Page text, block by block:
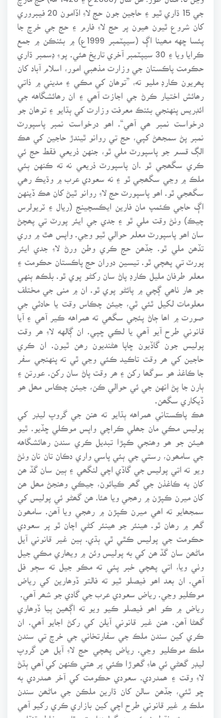
کان شروع ٿيون ھيون پر حج لاءِ فارم ۽ حج جي خرچ جا
پئسا ڇهه مھينا اڳ (سيپٽمبر 1999ع) ۾ بئنڪن ۾ جمع
ڪرايا ويا ۽ 30 سيپٽمبر آخري تاريخ ھئي. پوءِ ڊسمبر ڌاري
حڪومت پاڪستان جي وزارت مذھبي امور، اسلام آباد کان
پھريون ڪارڊ مليو ته، ”توھان کي مڪي ۽ مديني ۾ ذاتي
رھائش اختيار ڪرڻ جي اجازت آھي ۽ ان رھائشگاهه جي
ائڊريس پنهنجي بئنڪ معرفت وزارت کي ٻڌايو ۽ توھان جو
درخواست نمبر ھي آھي“. اھو درخواست نمبر پاسپورٽ
نمبر پڻ سمجھڻ کپي، حج تي روانو ٿيندڙ حاجين کي ھڪ
الڳ قسم جو پاسپورٽ ملي ٿو، جنهن ذريعي فقط حج ئي
ڪري سگھجي ٿو .ان پاسپورٽ ذريعي نه ته ڪنهن ٻئي
ملڪ ۾ وڃي سگھجي ٿو ۽ نه سعودي عرب ۾ وڌيڪ رھي
سگھجي ٿو. اھو پاسپورٽ حج لاءِ روانو ٿيڻ کان ھڪ ڏينهن
اڳ حاجي ڪئمپ مان فارين ايڪسچينج (ريال ۽ ٽريولرس
چيڪ) وٺڻ وقت ملي ٿو ۽ جدي جي ايئر پورٽ تي پھچڻ
سان اھو پاسپورٽ معلم حوالي ٿيو وڃي. واپس ھٿ ۾ وري
تڏھن ملي ٿو. جڏھن حج ڪري وطن ورڻ لاءِ جدي ايئر
پورٽ تي پھچي ٿو. تيسين دوران حج پاڪستان حڪومت ۽
معلم طرفان مليل ڪارڊ پاڻ سان رکڻو پوي ٿو. بلڪھ ٻنهي
جو ھار ٺاھي ڳچي ۾ پائڻو پوي ٿو. ان ۾ منى جي مختلف
معلومات لکيل ٿئي ٿي، جيئن چڪاس وقت يا حادثي جي
صورت ۾ اھا ڄاڻ پئجي سگھي ته ھمراهه ڪير آھي ۽ آيا
قانوني طرح آيو آھي يا لڪي ڇپي. ان ڳالهه لاءِ ھر وقت
پوليس جون گاڏيون ڇاپا ھڻنديون رھن ٿيون. ان ڪري
حاجين کي ھر وقت تاڪيد ڪئي وڃي ٿي ته پنهنجي سفر
جا ڪاغذ ھو سوگھا رکن ۽ ھر وقت پاڻ سان رکن. عورتن ۽
ٻارن جا پڻ انهن جي ئي حوالي ڪن، جيئن چڪاس مھل ھو
ڏيکاري سگھن.
ھڪ پاڪستاني ھمراهه ٻڌايو ته ھنن جي گروپ ليڊر کي
پوليس مڪي مان جھلي ڪراچي واپس موڪلي ڇڏيو. ٿيو
ھيئن جو ھو وھنجي ڪپڙا تبديل ڪري سندن رھائشگاهه
جي سامھون، رستي جي ٻئي پاسي واري دڪان تان نان وٺڻ
ويو ته اتي پوليس جي گاڏي اچي لنگھي ۽ ٻين سان گڏ ھن
کان به ڪاغذن جي گھر ڪيائون، جيڪي وھنجڻ مھل ھن
کان ميرن ڪپڙن ۾ رھجي ويا ھئا. ھن گھڻو ئي پوليس کي
سمجھايو ته اھي ميرن ڪپڙن ۾ رھجي ويا آھن. سامھون
گھر ۾ رھان ٿو. ھينئر جو ھينئر کڻي اچان ٿو پر سعودي
حڪومت جي پوليس ڪٿي ٿي ٻڌي. ٻين غير قانوني آيل
ماڻھن سان گڏ ھن کي به پوليس وئن ۾ ويھاري مڪي جيل
وٺي ويا، اتي پھچي خبر پئي ته مڪو جيل ته سڄو فل
آھي. ان بعد اھو فيصلو ٿيو ته فالتو ڏوھارين کي رياض
موڪليو وڃي. رياض سعودي عرب جي گادي جو شھر آھي.
رياض ۾ ڪو اھو فيصلو ڪيو ويو ته اڳھين ٻيا ڏوھاري
گھڻا آھن. ھنن غير قانوني آيلن کي رکڻ اجايو آھي. ان
ڪري کين سندن ملڪ جي سفارتخاني جي خرچ تي سندن
ملڪ موڪليو وڃي. رياض پھچي حج لاءِ آيل ھن گروپ
ليڊر گھڻي ئي ھاءِ گھوڙا ڪئي پر ھتي ڪنهن کي آھي ٻڌڻ
لاءِ وقت ۽ ھمدردي. سعودي حڪومت کي آخر ھمدردي به
ڇو ٿئي، جڏھن سالن کان ڌارين ملڪن جي ماڻھن سندن
ملڪ ۾ غير قانوني طرح اچي کين بازاري ڪري رکيو آھي
۽ پوءِ نه فقط نوڪريون ڳوليندا وتن ٿا پر غلط ڌنڌا ۽